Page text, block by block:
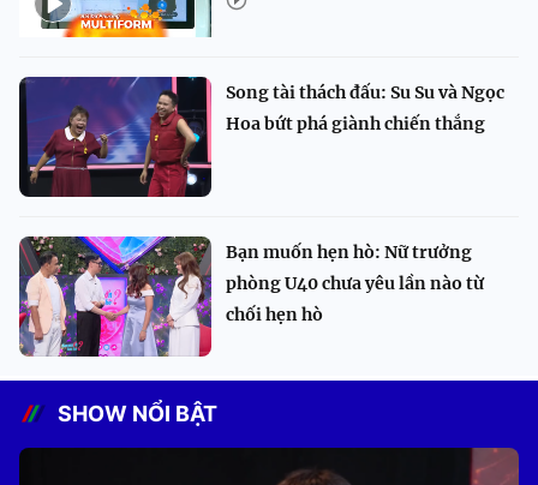
Song tài thách đấu: Su Su và Ngọc
Hoa bứt phá giành chiến thắng
Bạn muốn hẹn hò: Nữ trưởng
phòng U40 chưa yêu lần nào từ
chối hẹn hò
SHOW NỔI BẬT